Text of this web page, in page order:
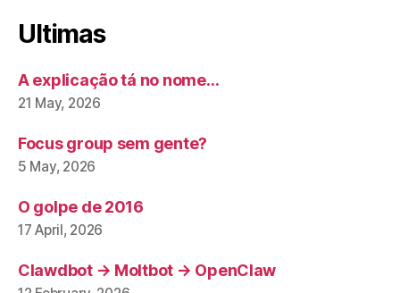
Ultimas
A explicação tá no nome…
21 May, 2026
Focus group sem gente?
5 May, 2026
O golpe de 2016
17 April, 2026
Clawdbot → Moltbot → OpenClaw